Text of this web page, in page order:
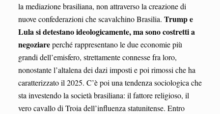
la mediazione brasiliana, non attraverso la creazione di
nuove confederazioni che scavalchino Brasilia. Trump e
Lula si detestano ideologicamente, ma sono costretti a
negoziareperché rappresentano le due economie più
grandi dell’emisfero, strettamente connesse fra loro,
nonostante l’altalena dei dazi imposti e poi rimossi che ha
caratterizzato il 2025. C’è poi una tendenza sociologica che
sta investendo la società brasiliana: il fattore religioso, il
vero cavallo di Troia dell’influenza statunitense. Entro